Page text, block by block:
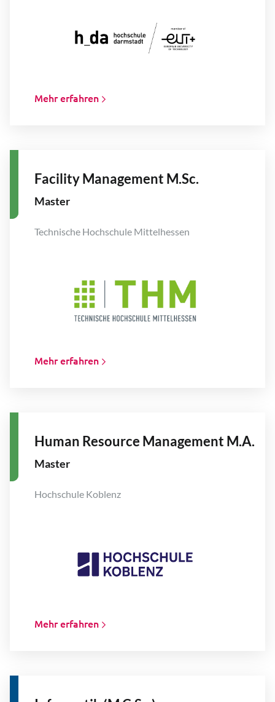
Mehr erfahren
Facility Management M.Sc.
Master
Technische Hochschule Mittelhessen
Mehr erfahren
Human Resource Management M.A.
Master
Hochschule Koblenz
Mehr erfahren